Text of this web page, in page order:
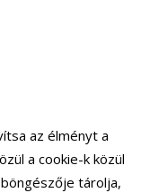
az élményt a
a cookie-k közül
tárolja,